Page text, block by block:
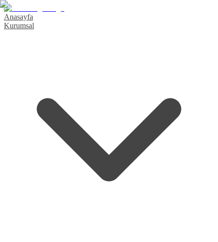
Anasayfa
Kurumsal